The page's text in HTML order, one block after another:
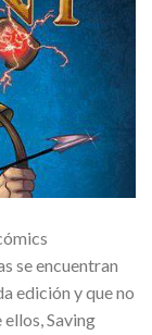
se encuentran
edición y que no
Saving